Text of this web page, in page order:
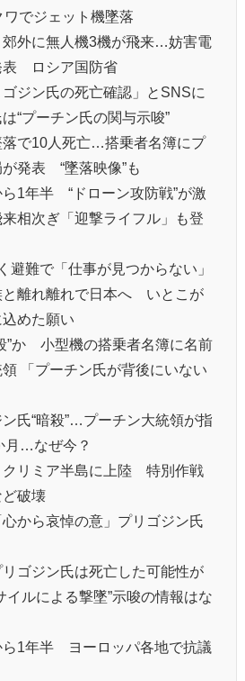
でジェット機墜落
郊外に無人機3機が飛来…妨害電
表 ロシア国防省
ゴジン氏の死亡確認」とSNSに
“プーチン氏の関与示唆”
落で10人死亡…搭乗者名簿にプ
発表 “墜落映像”も
ら1年半 “ドローン攻防戦”が激
相次ぎ「迎撃ライフル」も登
避難で「仕事が見つからない」
離れ離れで日本へ いとこが
めた願い
”か 小型機の搭乗者名簿に名前
「プーチン氏が背後にいない
ン氏“暗殺”…プーチン大統領が指
月…なぜ今？
クリミア半島に上陸 特別作戦
破壊
心から哀悼の意」プリゴジン氏
リゴジン氏は死亡した可能性が
ルによる撃墜”示唆の情報はな
ら1年半 ヨーロッパ各地で抗議